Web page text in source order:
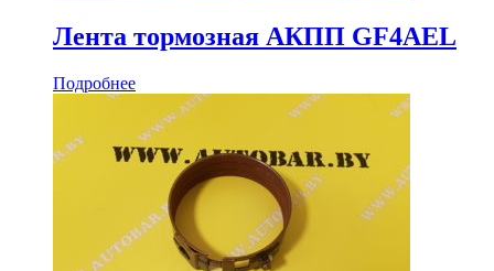
Лента тормозная АКПП GF4AEL
Подробнее